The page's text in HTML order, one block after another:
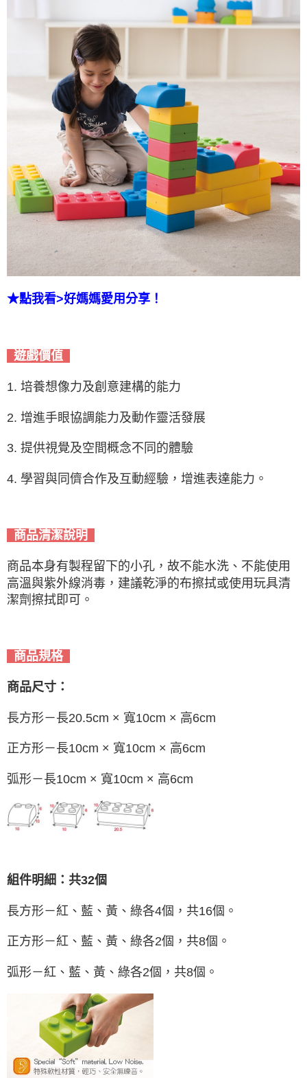
★點我看>好媽媽愛用分享！
遊戲價值
1. 培養想像力及創意建構的能力
2. 增進手眼協調能力及動作靈活發展
3. 提供視覺及空間概念不同的體驗
4. 學習與同儕合作及互動經驗，增進表達能力。
商品清潔說明
商品本身有製程留下的小孔，故不能水洗、不能使用
高溫與紫外線消毒，建議乾淨的布擦拭或使用玩具清
潔劑擦拭即可。
商品規格
商品尺寸：
長方形－長20.5cm × 寬10cm × 高6cm
正方形－長10cm × 寬10cm × 高6cm
弧形－長10cm × 寬10cm × 高6cm
組件明細：共32個
長方形－紅、藍、黃、綠各4個，共16個。
正方形－紅、藍、黃、綠各2個，共8個。
弧形－紅、藍、黃、綠各2個，共8個。